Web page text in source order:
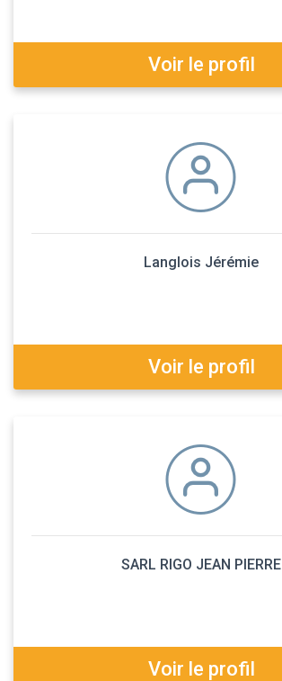
Voir le profil
Langlois Jérémie
Voir le profil
SARL RIGO JEAN PIERRE
Voir le profil